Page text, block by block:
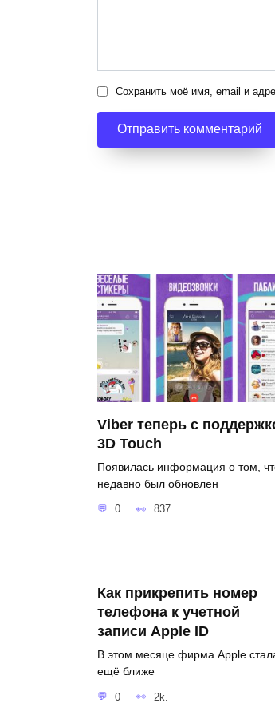
Сохранить моё имя, email и
Viber теперь с
3D Touch
Появилась информация о том,
недавно был обновлен
0 837
Как прикрепить номер
телефона к учетной
записи Apple ID
В этом месяце фирма Apple
ещё ближе
0 2k.